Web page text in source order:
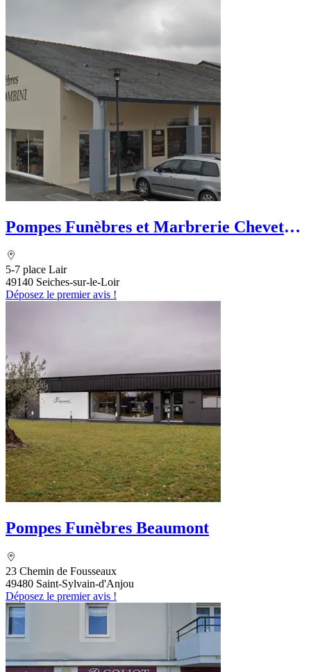
Pompes Funèbres et Marbrerie Chevet-
5-7 place Lair
49140 Seiches-sur-le-Loir
Déposez le premier avis !
Pompes Funèbres Beaumont
23 Chemin de Fousseaux
49480 Saint-Sylvain-d'Anjou
Déposez le premier avis !